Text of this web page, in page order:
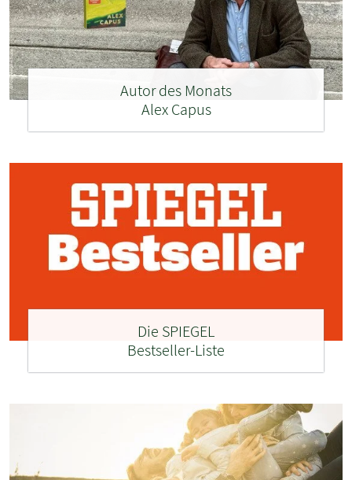
Autor des Monats
Alex Capus
Die SPIEGEL
Bestseller-Liste